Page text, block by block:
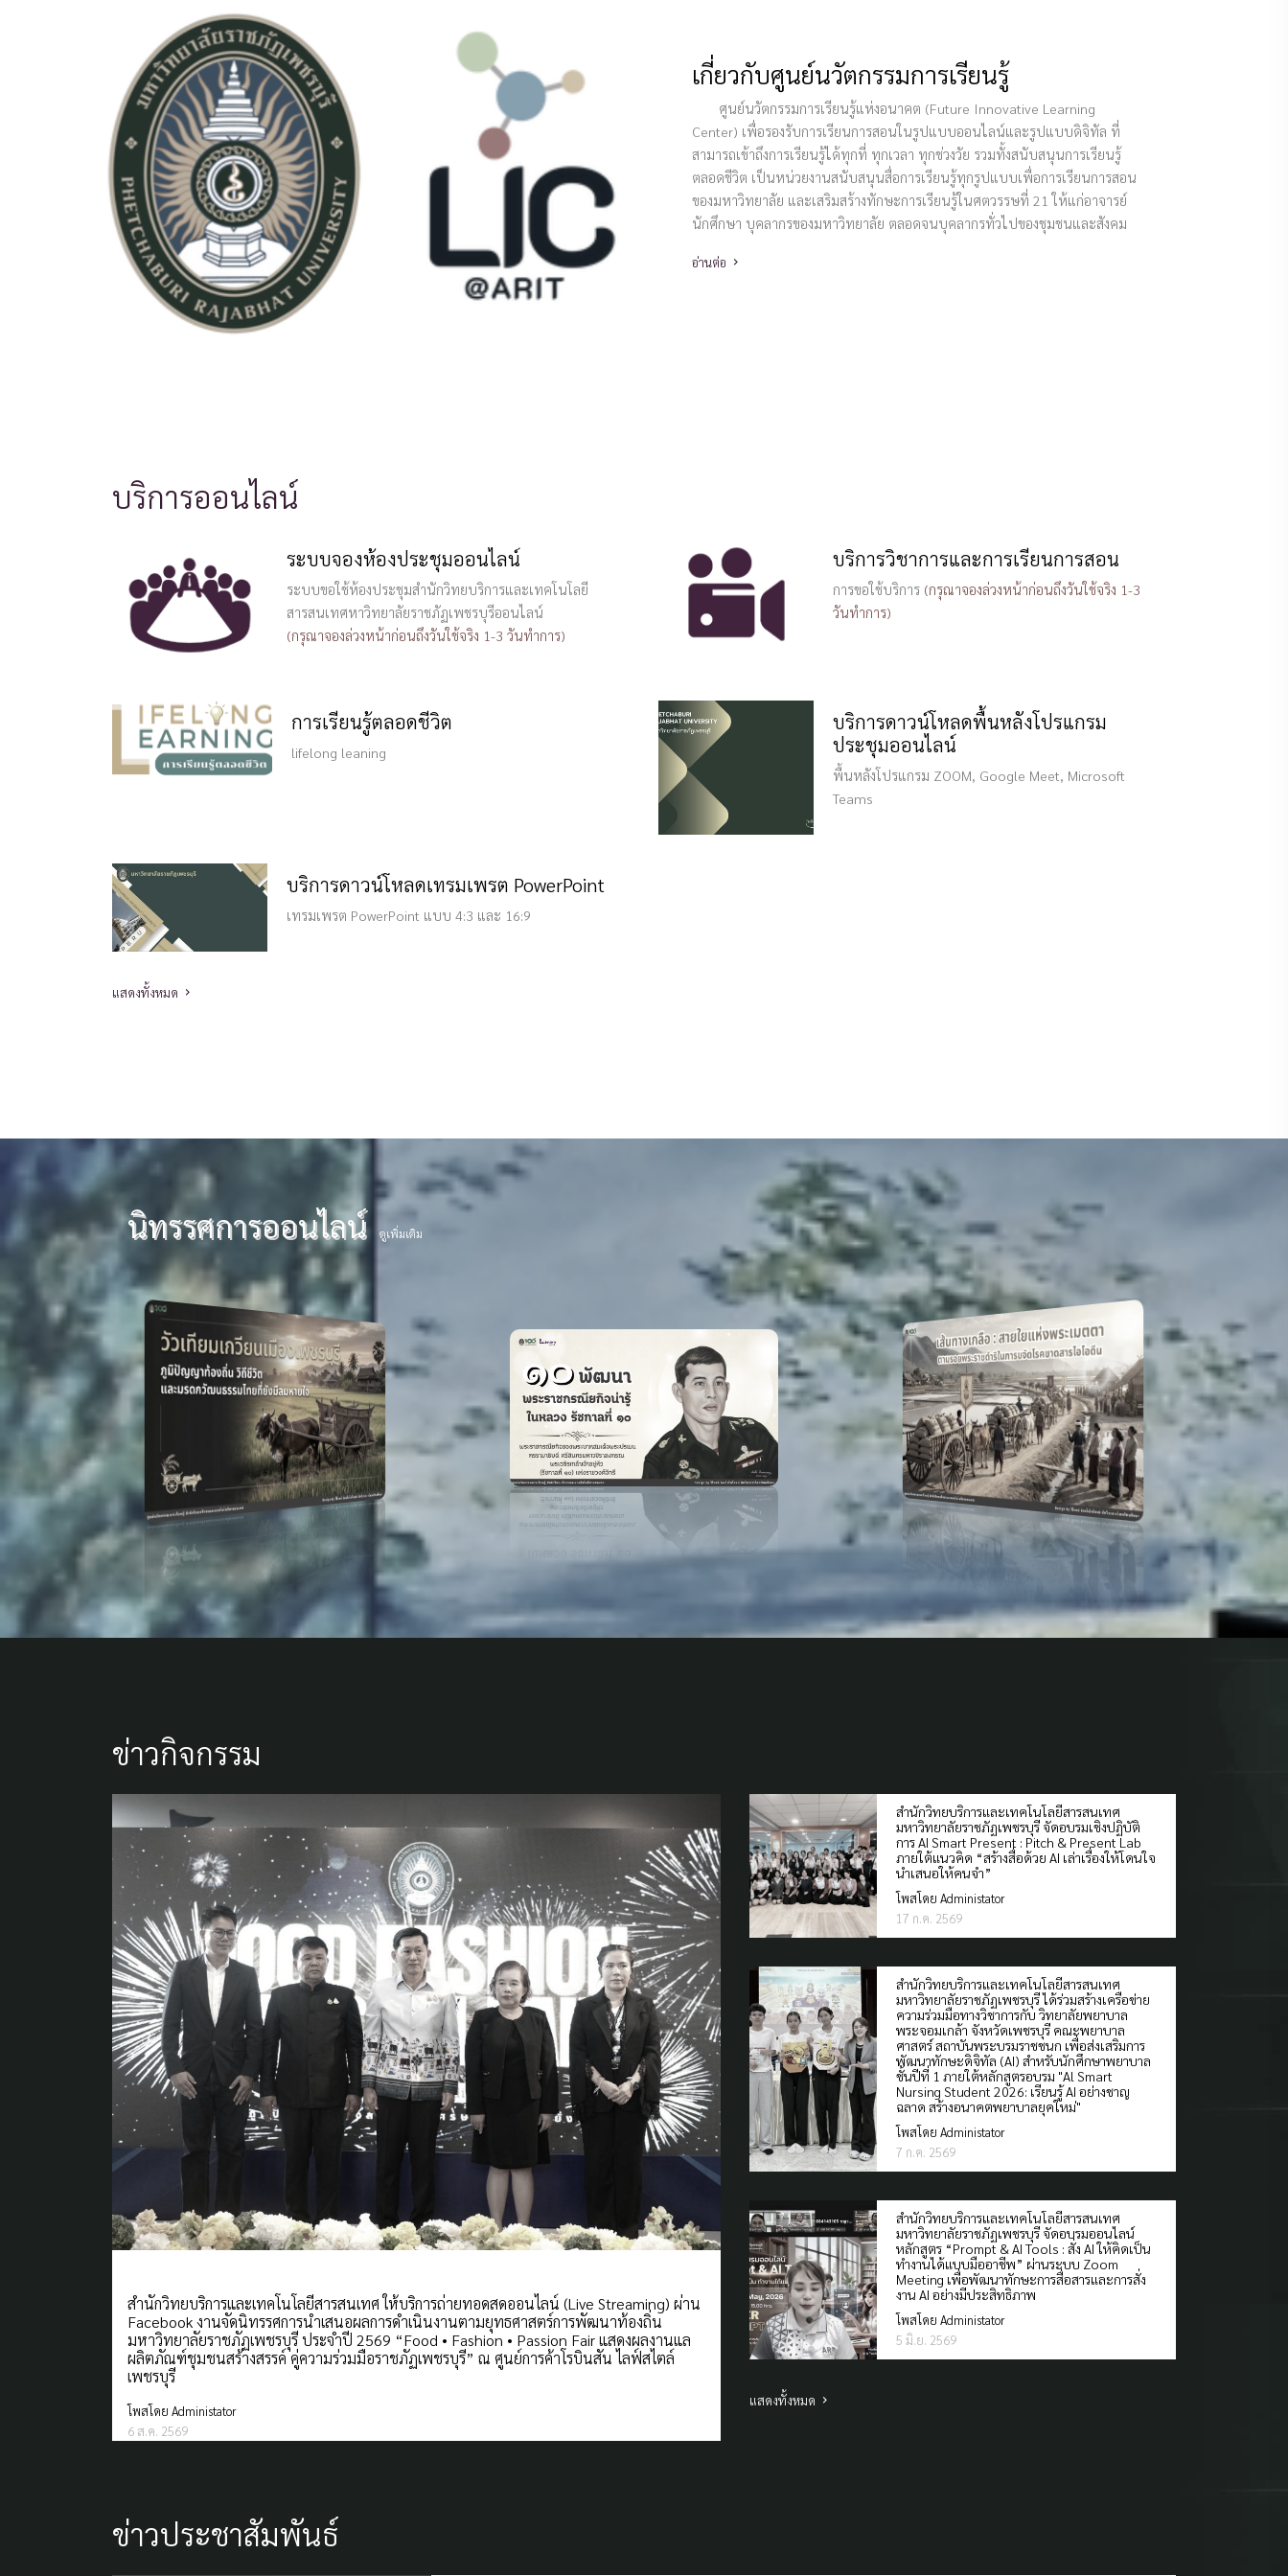
เกี่ยวกับศูนย์นวัตกรรมการเรียนรู้
ศูนย์นวัตกรรมการเรียนรู้แห่งอนาคต (Future Innovative Learning
Center) เพื่อรองรับการเรียนการสอนในรูปแบบออนไลน์และรูปแบบดิจิทัล ที่
สามารถเข้าถึงการเรียนรู้ได้ทุกที่ ทุกเวลา ทุกช่วงวัย รวมทั้งสนับสนุนการเรียนรู้
ตลอดชีวิต เป็นหน่วยงานสนับสนุนสื่อการเรียนรู้ทุกรูปแบบเพื่อการเรียนการสอน
ของมหาวิทยาลัย และเสริมสร้างทักษะการเรียนรู้ในศตวรรษที่ 21 ให้แก่อาจารย์
นักศึกษา บุคลากรของมหาวิทยาลัย ตลอดจนบุคลากรทั่วไปของชุมชนและสังคม
บริการออนไลน์
ระบบขอใช้ห้องประชุมสำนักวิทยบริการและเทคโนโลยี
สารสนเทศหาวิทยาลัยราชภัฏเพชรบุรีออนไลน์
(กรุณาจองล่วงหน้าก่อนถึงวันใช้จริง 1-3 วันทำการ)
การขอใช้บริการ(กรุณาจองล่วงหน้าก่อนถึงวันใช้จริง 1-3
วันทำการ)
lifelong leaning
ประชุมออนไลน์
พื้นหลังโปรแกรม ZOOM, Google Meet, Microsoft
Teams
เทรมเพรต PowerPoint แบบ 4:3 และ 16:9
นิทรรศการออนไลน์ ดูเพิ่มเติม
ข่าวกิจกรรม
Facebook งานจัดนิทรรศการนำเสนอผลการดำเนินงานตามยุทธศาสตร์การพัฒนาท้องถิ่น
มหาวิทยาลัยราชภัฏเพชรบุรี ประจำปี 2569 “Food • Fashion • Passion Fair แสดงผลงานแล
ผลิตภัณฑ์ชุมชนสร้างสรรค์ คู่ความร่วมมือราชภัฏเพชรบุรี” ณ ศูนย์การค้าโรบินสัน ไลฟ์สไตล์
เพชรบุรี
โพสโดย Administator
6 ส.ค. 2569
มหาวิทยาลัยราชภัฏเพชรบุรี จัดอบรมเชิงปฏิบัติ
การ AI Smart Present : Pitch & Present Lab
ภายใต้แนวคิด “สร้างสื่อด้วย AI เล่าเรื่องให้โดนใจ
นำเสนอให้คนจำ”
โพสโดย Administator
17 ก.ค. 2569
มหาวิทยาลัยราชภัฏเพชรบุรี ได้ร่วมสร้างเครือข่าย
ความร่วมมือทางวิชาการกับ วิทยาลัยพยาบาล
พระจอมเกล้า จังหวัดเพชรบุรี คณะพยาบาล
ศาสตร์ สถาบันพระบรมราชชนก เพื่อส่งเสริมการ
พัฒนาทักษะดิจิทัล (AI) สำหรับนักศึกษาพยาบาล
ชั้นปีที่ 1 ภายใต้หลักสูตรอบรม "Al Smart
Nursing Student 2026: เรียนรู้ AI อย่างชาญ
ฉลาด สร้างอนาคตพยาบาลยุคใหม่"
โพสโดย Administator
7 ก.ค. 2569
มหาวิทยาลัยราชภัฏเพชรบุรี จัดอบรมออนไลน์
หลักสูตร “Prompt & AI Tools : สั่ง AI ให้คิดเป็น
ทำงานได้แบบมืออาชีพ” ผ่านระบบ Zoom
Meeting เพื่อพัฒนาทักษะการสื่อสารและการสั่ง
งาน AI อย่างมีประสิทธิภาพ
โพสโดย Administator
5 มิ.ย. 2569
ข่าวประชาสัมพันธ์